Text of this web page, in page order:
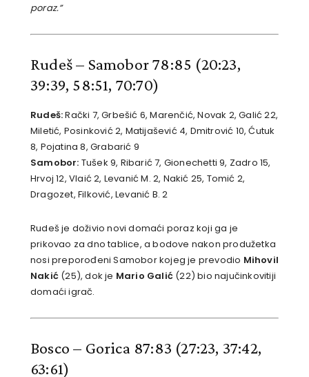
poraz.”
Rudeš – Samobor 78:85 (20:23,
39:39, 58:51, 70:70)
Rudeš:Rački 7, Grbešić 6, Marenčić, Novak 2, Galić 22,
Miletić, Posinković 2, Matijašević 4, Dmitrović 10, Ćutuk
8, Pojatina 8, Grabarić 9
Samobor: Tušek 9, Ribarić 7, Gionechetti 9, Zadro 15,
Hrvoj 12, Vlaić 2, Levanić M. 2, Nakić 25, Tomić 2,
Dragozet, Filković, Levanić B. 2
Rudeš je doživio novi domaći poraz koji ga je
prikovao za dno tablice, a bodove nakon produžetka
nosi preporođeni Samobor kojeg je prevodio Mihovil
Nakić (25), dok je Mario Galić (22) bio najučinkovitiji
domaći igrač.
Bosco – Gorica 87:83 (27:23, 37:42,
63:61)